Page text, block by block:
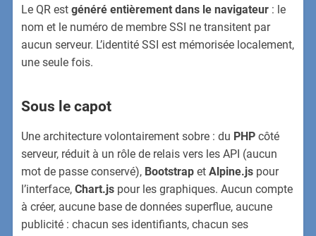
Le QR estgénéré entièrement dans le navigateur : le
nom et le numéro de membre SSI ne transitent par
aucun serveur. L’identité SSI est mémorisée localement,
une seule fois.
Sous le capot
Une architecture volontairement sobre : du PHP côté
serveur, réduit à un rôle de relais vers les API (aucun
mot de passe conservé), Bootstrap etAlpine.js pour
l’interface,Chart.js pour les graphiques. Aucun compte
à créer, aucune base de données superflue, aucune
publicité : chacun ses identifiants, chacun ses